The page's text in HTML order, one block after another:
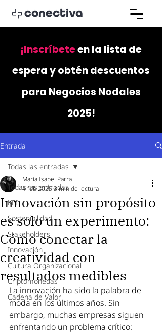
¡Inscríbeteen la lista de
espera y obtén descuentos
para Negocios Nodales
2025!
Entrada
Todas las entradas
KPI
Sostenibilidad
Stakeholders
Innovación
Cultura Organizacional
Criptomonedas
Cadena de Valor
Todas las entradas
Innovación sin propósito
es solo un experimento:
Cómo conectar la
creatividad con
resultados medibles
María Isabel Parra
4 feb 20253 min de lectura
La innovación ha sido la palabra de
moda en los últimos años. Sin
embargo, muchas empresas siguen
enfrentando un problema crítico: